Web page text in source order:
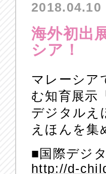
2018.04.10
海外初出
シア！
マレーシア
む知育展示
デジタルえ
えほんを集
■国際デジ
http://d-